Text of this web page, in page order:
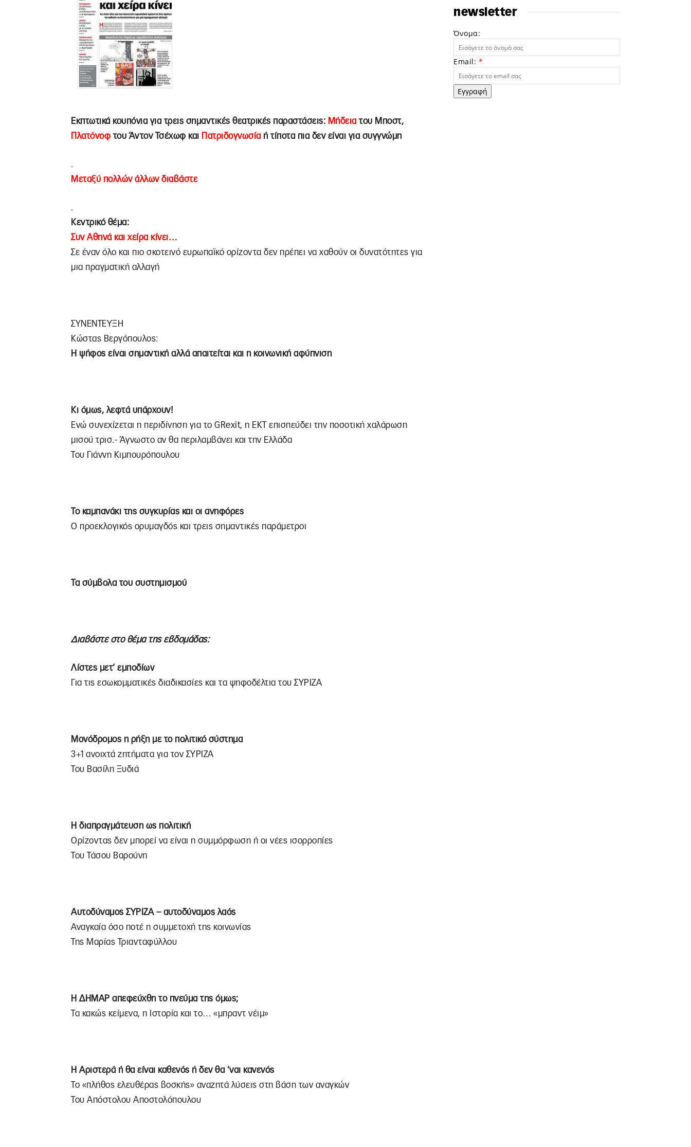
Εκπτωτικά κουπόνια για τρεις σημαντικές θεατρικές παραστάσεις: Μήδεια του Μποστ,
Πλατόνοφ του Άντον Τσέχωφ και Πατριδογνωσία ή τίποτα πια δεν είναι για συγγνώμη
.
Μεταξύ πολλών άλλων διαβάστε
.
Κεντρικό θέμα:
Συν Αθηνά και χείρα κίνει…
Σε έναν όλο και πιο σκοτεινό ευρωπαϊκό ορίζοντα δεν πρέπει να χαθούν οι δυνατότητες για
μια πραγματική αλλαγή
ΣΥΝΕΝΤΕΥΞΗ
Κώστας Βεργόπουλος:
Η ψήφος είναι σημαντική αλλά απαιτείται και η κοινωνική αφύπνιση
Κι όμως, λεφτά υπάρχουν!
Ενώ συνεχίζεται η περιδίνηση για το GRexit, η ΕΚΤ επισπεύδει την ποσοτική χαλάρωση
μισού τρισ.- Άγνωστο αν θα περιλαμβάνει και την Ελλάδα
Του Γιάννη Κιμπουρόπουλου
Το καμπανάκι της συγκυρίας και οι ανηφόρες
Ο προεκλογικός ορυμαγδός και τρεις σημαντικές παράμετροι
Τα σύμβολα του συστημισμού
Διαβάστε στο θέμα της εβδομάδας:
Λίστες μετ’ εμποδίων
Για τις εσωκομματικές διαδικασίες και τα ψηφοδέλτια του ΣΥΡΙΖΑ
Μονόδρομος η ρήξη με το πολιτικό σύστημα
3+1 ανοιχτά ζητήματα για τον ΣΥΡΙΖΑ
Του Βασίλη Ξυδιά
Η διαπραγμάτευση ως πολιτική
Ορίζοντας δεν μπορεί να είναι η συμμόρφωση ή οι νέες ισορροπίες
Του Τάσου Βαρούνη
Αυτοδύναμος ΣΥΡΙΖΑ – αυτοδύναμος λαός
Αναγκαία όσο ποτέ η συμμετοχή της κοινωνίας
Της Μαρίας Τριανταφύλλου
Η ΔΗΜΑΡ απεφεύχθη το πνεύμα της όμως;
Τα κακώς κείμενα, η Ιστορία και το… «μπραντ νέιμ»
H Αριστερά ή θα είναι καθενός ή δεν θα ’ναι κανενός
Το «πλήθος ελευθέρας βοσκής» αναζητά λύσεις στη βάση των αναγκών
Του Απόστολου Αποστολόπουλου
newsletter
Όνομα:
Email: *
Εγγραφή